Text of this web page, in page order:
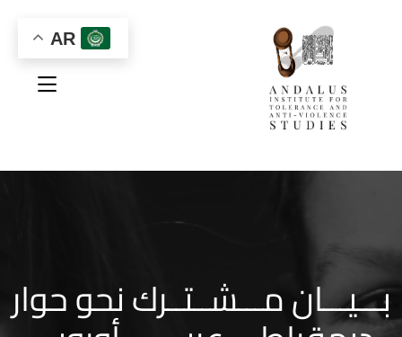
بـــيـــان مـــشــتــرك نحو حوار
AR